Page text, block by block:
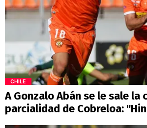
CHILE
A Gonzalo Abán se le sale la
parcialidad de Cobreloa: